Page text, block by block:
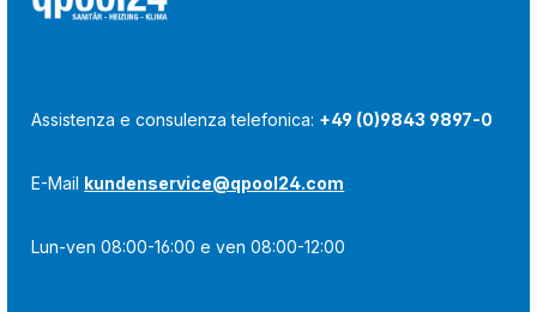
Assistenza e consulenza telefonica: +49 (0)9843 9897-0
E-Mail kundenservice@qpool24.com
Lun-ven 08:00-16:00 e ven 08:00-12:00